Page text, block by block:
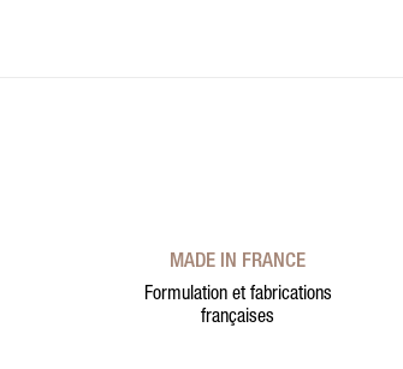
MADE IN FRANCE
Formulation et fabrications
françaises